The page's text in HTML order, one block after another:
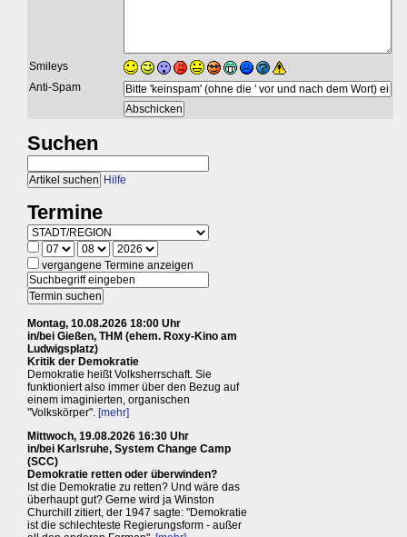
Smileys
Anti-Spam
Suchen
Hilfe
Termine
vergangene Termine anzeigen
Montag, 10.08.2026 18:00 Uhr
in/bei Gießen, THM (ehem. Roxy-Kino am
Ludwigsplatz)
Kritik der Demokratie
Demokratie heißt Volksherrschaft. Sie
funktioniert also immer über den Bezug auf
einem imaginierten, organischen
"Volkskörper". [mehr]
Mittwoch, 19.08.2026 16:30 Uhr
in/bei Karlsruhe, System Change Camp
(SCC)
Demokratie retten oder überwinden?
Ist die Demokratie zu retten? Und wäre das
überhaupt gut? Gerne wird ja Winston
Churchill zitiert, der 1947 sagte: "Demokratie
ist die schlechteste Regierungsform - außer